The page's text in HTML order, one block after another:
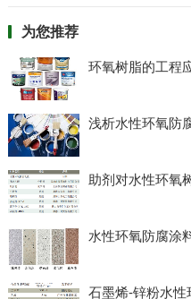
为您推荐
环氧树脂的工程
浅析水性环氧防
助剂对水性环氧
水性环氧防腐涂
石墨烯-锌粉水